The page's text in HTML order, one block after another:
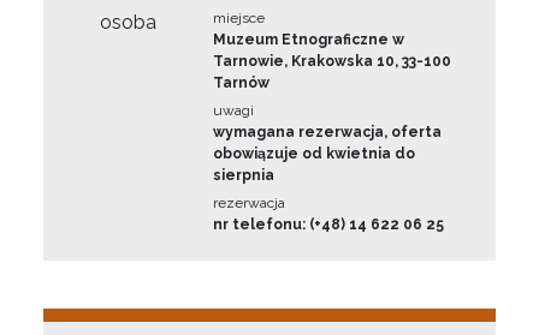
osoba
miejsce
Muzeum Etnograficzne w
Tarnowie, Krakowska 10, 33-100
Tarnów
uwagi
wymagana rezerwacja, oferta
obowiązuje od kwietnia do
sierpnia
rezerwacja
nr telefonu: (+48) 14 622 06 25